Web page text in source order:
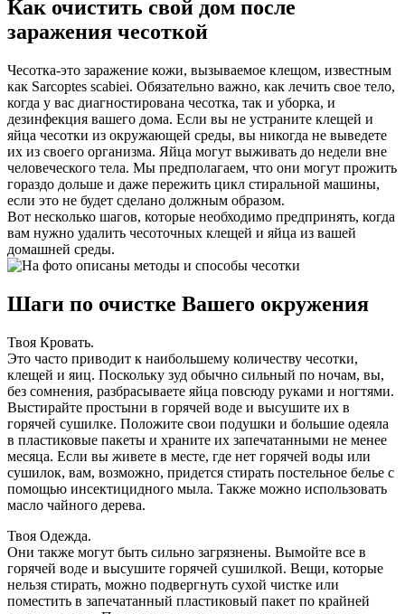
Как очистить свой дом после
заражения чесоткой
Чесотка-это заражение кожи, вызываемое клещом, известным
как Sarcoptes scabiei. Обязательно важно, как лечить свое тело,
когда у вас диагностирована чесотка, так и уборка, и
дезинфекция вашего дома. Если вы не устраните клещей и
яйца чесотки из окружающей среды, вы никогда не выведете
их из своего организма. Яйца могут выживать до недели вне
человеческого тела. Мы предполагаем, что они могут прожить
гораздо дольше и даже пережить цикл стиральной машины,
если это не будет сделано должным образом.
Вот несколько шагов, которые необходимо предпринять, когда
вам нужно удалить чесоточных клещей и яйца из вашей
домашней среды.
Шаги по очистке Вашего окружения
Твоя Кровать.
Это часто приводит к наибольшему количеству чесотки,
клещей и яиц. Поскольку зуд обычно сильный по ночам, вы,
без сомнения, разбрасываете яйца повсюду руками и ногтями.
Выстирайте простыни в горячей воде и высушите их в
горячей сушилке. Положите свои подушки и большие одеяла
в пластиковые пакеты и храните их запечатанными не менее
месяца. Если вы живете в месте, где нет горячей воды или
сушилок, вам, возможно, придется стирать постельное белье с
помощью инсектицидного мыла. Также можно использовать
масло чайного дерева.
Твоя Одежда.
Они также могут быть сильно загрязнены. Вымойте все в
горячей воде и высушите горячей сушилкой. Вещи, которые
нельзя стирать, можно подвергнуть сухой чистке или
поместить в запечатанный пластиковый пакет по крайней